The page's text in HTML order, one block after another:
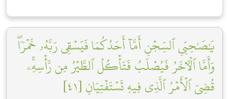
يَٰصَٰحِبَيِ ٱلسِّجۡنِ أَمَّآ أَحَدُكُمَا فَيَسۡقِي رَبَّهُۥ خَمۡرٗاۖ
وَأَمَّا ٱلۡأٓخَرُ فَيُصۡلَبُ فَتَأۡكُلُ ٱلطَّيۡرُ مِن رَّأۡسِهِۦۚ
قُضِيَ ٱلۡأَمۡرُ ٱلَّذِي فِيهِ تَسۡتَفۡتِيَانِ [٤١]